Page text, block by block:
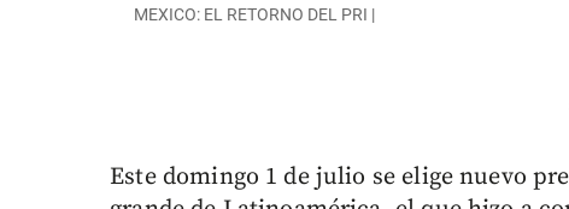
MEXICO: EL RETORNO DEL PRI |
Este domingo 1 de julio se elige nuevo